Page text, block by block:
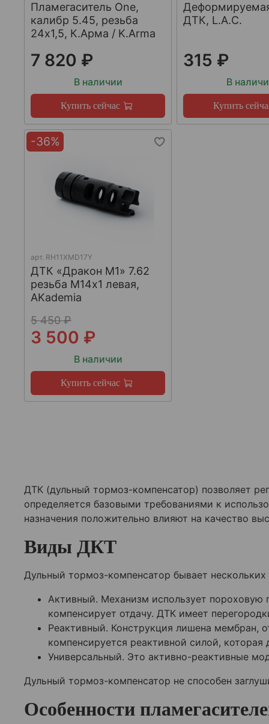
Пламегаситель One,
калибр 5.45, резьба
24х1,5, К.Арма / K.Arma
7 820 ₽
В наличии
Купить сейчас
ДТК, L.A.C.
315 ₽
В
Купить
-36%
арт. RH11XMD17Y
ДТК «Дракон М1» 7.62
резьба М14х1 левая,
AKademia
5 450 ₽
3 500 ₽
В наличии
Купить сейчас
ДТК (дульный тормоз-компенсатор) позволяет
определяется базовыми требованиями к
назначения положительно влияют на качество
Виды ДКТ
Дульный тормоз-компенсатор бывает
Активный. Механизм использует пороховую
компенсирует отдачу. ДТК имеет
Реактивный. Конструкция лишена мембран,
компенсируется реактивной силой,
Универсальный. Это активно-реактивные
Дульный тормоз-компенсатор не способен
Особенности